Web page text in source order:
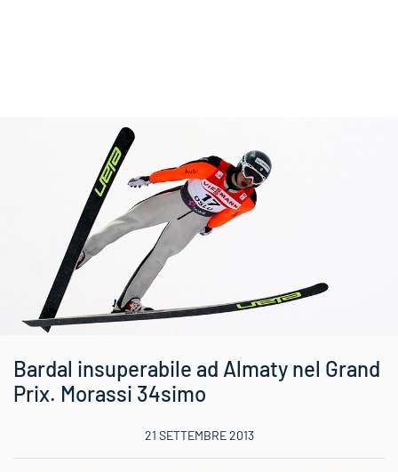
Bardal insuperabile ad Almaty nel Grand
Prix. Morassi 34simo
21 SETTEMBRE 2013